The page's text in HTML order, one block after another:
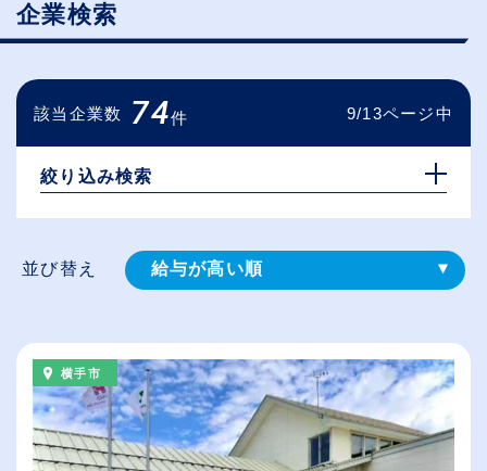
企業検索
該当企業数 74件 9/13ページ中
絞り込み検索
並び替え 給与が高い順
従業員が多い順
休日数が多い順
横手市